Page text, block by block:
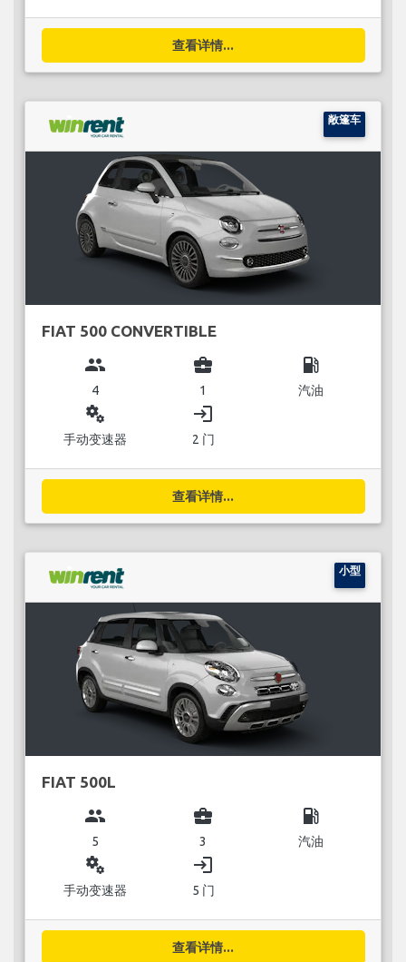
查看详情...
敞篷车
FIAT 500 CONVERTIBLE
group
4
business_center
1
local_gas_station
汽油
miscellaneous_services
手动变速器
login
2 门
查看详情...
小型
FIAT 500L
group
5
business_center
3
local_gas_station
汽油
miscellaneous_services
手动变速器
login
5 门
查看详情...